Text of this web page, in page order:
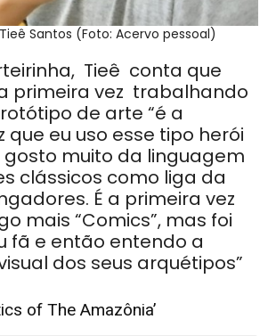
Santos (Foto: Acervo pessoal)
Tieê conta que
primeira vez trabalhando
de arte “é a
que eu uso esse tipo herói
muito da linguagem
clássicos como liga da
É a primeira vez
mais “Comics”, mas foi
fã e então entendo a
dos seus arquétipos”
of The Amazônia’